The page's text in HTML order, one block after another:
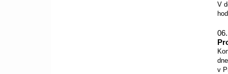
V
v